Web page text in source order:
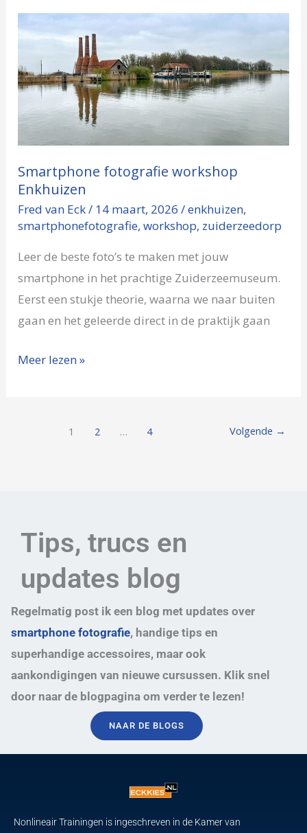
Smartphone fotografie workshop
Enkhuizen
Fred van Eck/ 14 maart, 2026/enkhuizen,
smartphonefotografie,workshop, zuiderzeedorp
Leer de beste foto’s te maken met jouw
smartphone in het prachtige Zuiderzeemuseum.
Eerst een stukje theorie, waarna we naar buiten
gaan en het geleerde direct in de praktijk gaan
fotografie
workshop
Enkhuizen
Meer lezen »
1 2 … 4 Volgende →
Tips, trucs en
updates blog
Regelmatig post ik een blog met updates over
smartphone fotografie, handige tips en
superhandige accessoires, maar ook
aankondigingen van nieuwe cursussen. Klik snel
door naar de blogpagina om verder te lezen!
NAAR DE BLOGS
Nonlineair Trainingen is ingeschreven in de Kamer van